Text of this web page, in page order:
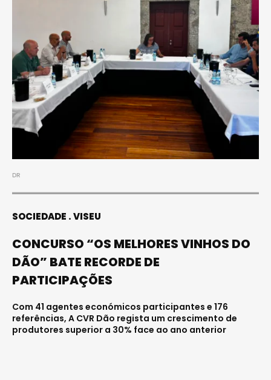
DR
SOCIEDADE VISEU
CONCURSO “OS MELHORES VINHOS DO
DÃO” BATE RECORDE DE
PARTICIPAÇÕES
Com 41 agentes económicos participantes e 176
referências, A CVR Dão regista um crescimento de
produtores superior a 30% face ao ano anterior